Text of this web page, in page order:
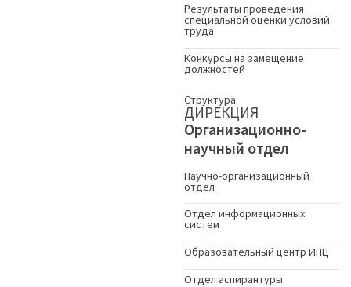
Результаты проведения
специальной оценки условий
труда
Конкурсы на замещение
должностей
Структура
ДИРЕКЦИЯ
Организационно-
научный отдел
Научно-организационный
отдел
Отдел информационных
систем
Образовательный центр ИНЦ
Отдел аспирантуры